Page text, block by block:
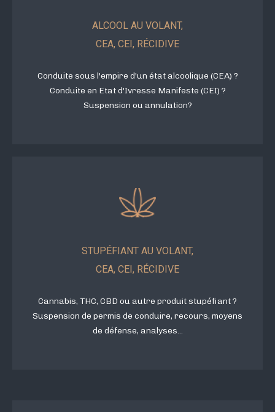
ALCOOL AU VOLANT,
CEA, CEI, RÉCIDIVE
Conduite sous l'empire d'un état alcoolique (CEA) ?
Conduite en Etat d'Ivresse Manifeste (CEI) ?
Suspension ou annulation?
STUPÉFIANT AU VOLANT,
CEA, CEI, RÉCIDIVE
Cannabis, THC, CBD ou autre produit stupéfiant ?
Suspension de permis de conduire, recours, moyens
de défense, analyses...